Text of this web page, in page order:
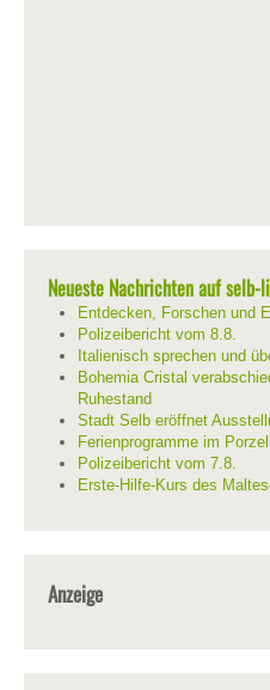
Neueste Nachrichten auf selb-
Entdecken, Forschen und
Polizeibericht vom 8.8.
Italienisch sprechen und
Bohemia Cristal
Ruhestand
Stadt Selb eröffnet
Ferienprogramme im
Polizeibericht vom 7.8.
Erste-Hilfe-Kurs des
Anzeige